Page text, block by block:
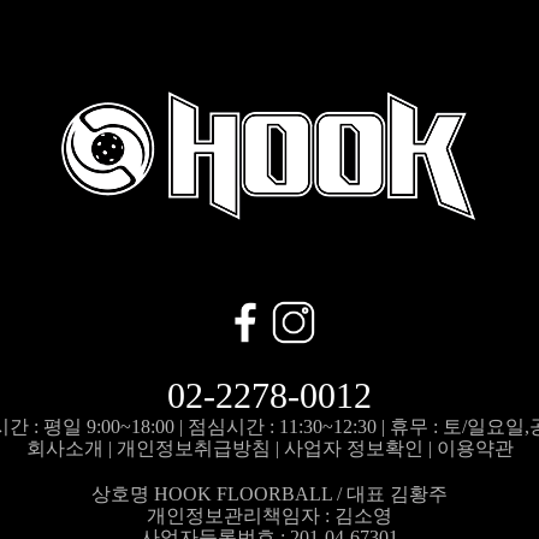
02-2278-0012
간 : 평일 9:00~18:00 | 점심시간 : 11:30~12:30 | 휴무 : 토/일요일,
회사소개 | 개인정보취급방침 | 사업자 정보확인 | 이용약관
상호명 HOOK FLOORBALL / 대표 김황주
개인정보관리책임자 : 김소영